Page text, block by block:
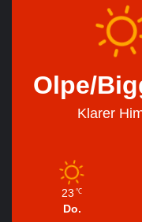
Olpe/
Klarer
23 ℃
Do.